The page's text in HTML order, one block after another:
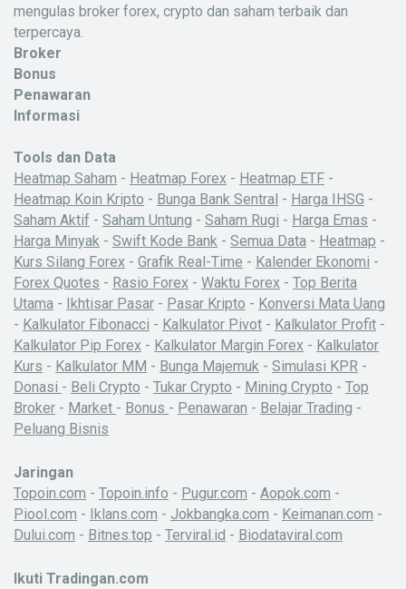
mengulas broker forex, crypto dan saham terbaik dan
terpercaya.
Broker
Bonus
Penawaran
Informasi
Tools dan Data
Heatmap Saham - Heatmap Forex - Heatmap ETF -
Heatmap Koin Kripto - Bunga Bank Sentral - Harga IHSG -
Saham Aktif - Saham Untung - Saham Rugi - Harga Emas -
Harga Minyak - Swift Kode Bank - Semua Data - Heatmap -
Kurs Silang Forex - Grafik Real-Time - Kalender Ekonomi -
Forex Quotes - Rasio Forex - Waktu Forex - Top Berita
Utama - Ikhtisar Pasar - Pasar Kripto - Konversi Mata Uang
- Kalkulator Fibonacci - Kalkulator Pivot - Kalkulator Profit -
Kalkulator Pip Forex - Kalkulator Margin Forex - Kalkulator
Kurs - Kalkulator MM - Bunga Majemuk - Simulasi KPR -
Donasi - Beli Crypto - Tukar Crypto - Mining Crypto - Top
Broker - Market - Bonus - Penawaran - Belajar Trading -
Peluang Bisnis
Jaringan
Topoin.com - Topoin.info - Pugur.com - Aopok.com -
Piool.com - Iklans.com - Jokbangka.com - Keimanan.com -
Dului.com - Bitnes.top - Terviral.id - Biodataviral.com
Ikuti Tradingan.com